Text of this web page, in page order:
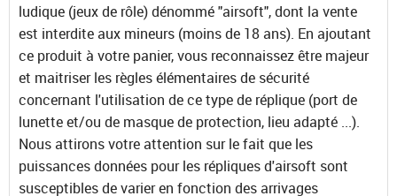
ludique (jeux de rôle) dénommé "airsoft", dont la vente
est interdite aux mineurs (moins de 18 ans). En ajoutant
ce produit à votre panier, vous reconnaissez être majeur
et maitriser les règles élémentaires de sécurité
concernant l'utilisation de ce type de réplique (port de
lunette et/ou de masque de protection, lieu adapté ...).
Nous attirons votre attention sur le fait que les
puissances données pour les répliques d'airsoft sont
susceptibles de varier en fonction des arrivages